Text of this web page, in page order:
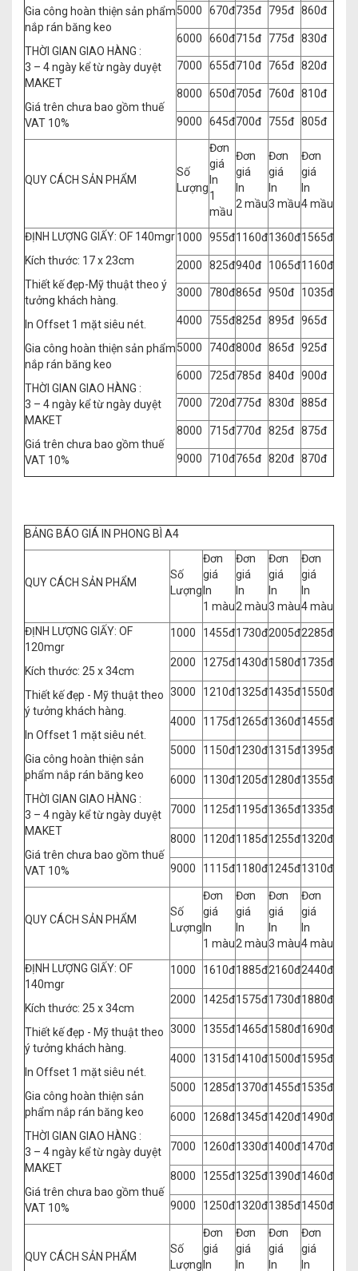
Gia công hoàn thiện sản phẩm
nắp rán băng keo
THỜI GIAN GIAO HÀNG :
3 – 4 ngày kể từ ngày duyệt
MAKET
Giá trên chưa bao gồm thuế
VAT 10%
5000 670đ735đ 795đ 860đ
6000 660đ715đ 775đ 830đ
7000 655đ710đ 765đ 820đ
8000 650đ705đ 760đ 810đ
9000 645đ700đ 755đ 805đ
QUY CÁCH SẢN PHẨM
Số
Lượng
Đơn
giá
In
1
mầu
Đơn
giá
In
2 mầu
Đơn
giá
In
3 mầu
Đơn
giá
In
4 mầu
ĐỊNH LƯỢNG GIẤY: OF 140mgr
Kích thước: 17 x 23cm
Thiết kế đẹp-Mỹ thuật theo ý
tưởng khách hàng.
In Offset 1 mặt siêu nét.
Gia công hoàn thiện sản phẩm
nắp rán băng keo
THỜI GIAN GIAO HÀNG :
3 – 4 ngày kể từ ngày duyệt
MAKET
Giá trên chưa bao gồm thuế
VAT 10%
1000 955đ1160đ1360đ1565đ
2000 825đ940đ 1065đ1160đ
3000 780đ865đ 950đ 1035đ
4000 755đ825đ 895đ 965đ
5000 740đ800đ 865đ 925đ
6000 725đ785đ 840đ 900đ
7000 720đ775đ 830đ 885đ
8000 715đ770đ 825đ 875đ
9000 710đ765đ 820đ 870đ
BẢNG BÁO GIÁ IN PHONG BÌ A4
QUY CÁCH SẢN PHẨM
Số
Lượng
Đơn
giá
In
1 màu
Đơn
giá
In
2 màu
Đơn
giá
In
3 màu
Đơn
giá
In
4 màu
ĐỊNH LƯỢNG GIẤY: OF
120mgr
Kích thước: 25 x 34cm
Thiết kế đẹp - Mỹ thuật theo
ý tưởng khách hàng.
In Offset 1 mặt siêu nét.
Gia công hoàn thiện sản
phẩm nắp rán băng keo
THỜI GIAN GIAO HÀNG :
3 – 4 ngày kể từ ngày duyệt
MAKET
Giá trên chưa bao gồm thuế
VAT 10%
1000 1455đ1730đ2005đ2285đ
2000 1275đ1430đ1580đ1735đ
3000 1210đ1325đ1435đ1550đ
4000 1175đ1265đ1360đ1455đ
5000 1150đ1230đ1315đ1395đ
6000 1130đ1205đ1280đ1355đ
7000 1125đ1195đ1365đ1335đ
8000 1120đ1185đ1255đ1320đ
9000 1115đ1180đ1245đ1310đ
QUY CÁCH SẢN PHẨM
Số
Lượng
Đơn
giá
In
1 màu
Đơn
giá
In
2 màu
Đơn
giá
In
3 màu
Đơn
giá
In
4 màu
ĐỊNH LƯỢNG GIẤY: OF
140mgr
Kích thước: 25 x 34cm
Thiết kế đẹp - Mỹ thuật theo
ý tưởng khách hàng.
In Offset 1 mặt siêu nét.
Gia công hoàn thiện sản
phẩm nắp rán băng keo
THỜI GIAN GIAO HÀNG :
3 – 4 ngày kể từ ngày duyệt
MAKET
Giá trên chưa bao gồm thuế
VAT 10%
1000 1610đ1885đ2160đ2440đ
2000 1425đ1575đ1730đ1880đ
3000 1355đ1465đ1580đ1690đ
4000 1315đ1410đ1500đ1595đ
5000 1285đ1370đ1455đ1535đ
6000 1268đ1345đ1420đ1490đ
7000 1260đ1330đ1400đ1470đ
8000 1255đ1325đ1390đ1460đ
9000 1250đ1320đ1385đ1450đ
QUY CÁCH SẢN PHẨM
Số
Lượng
Đơn
giá
In
Đơn
giá
In
Đơn
giá
In
Đơn
giá
In